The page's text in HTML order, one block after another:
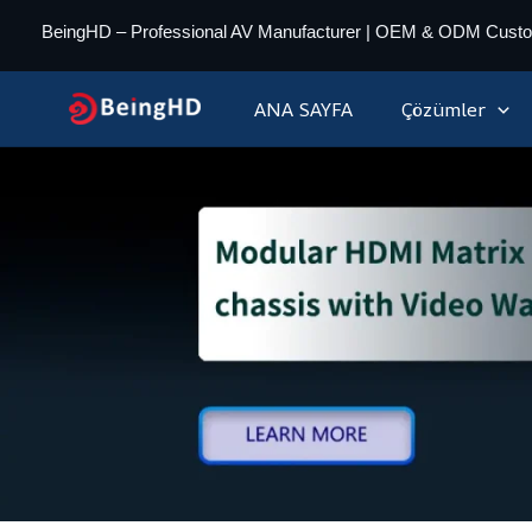
BeingHD – Professional AV Manufacturer | OEM & ODM
ANA SAYFA Çözümler